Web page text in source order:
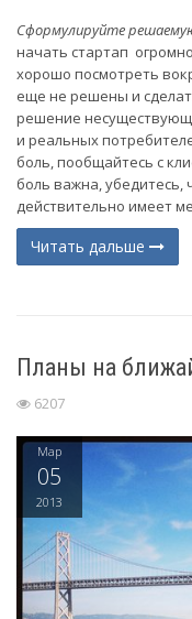
Сформулируйте
начать стартап
хорошо посмотреть
еще не решены и
решение
и реальных
боль, пообщайтесь с
боль важна, убедитесь,
действительно имеет
Читать дальше
Планы на
6207
Мар
05
2013